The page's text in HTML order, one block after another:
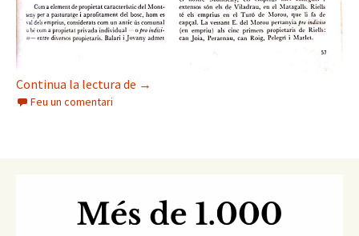
Continua la lectura de Els emprius del Montseny
→
Feu un comentari